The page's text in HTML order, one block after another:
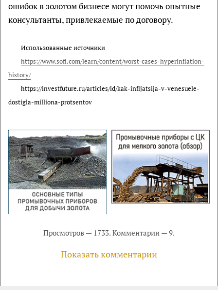
ошибок в золотом бизнесе могут помочь опытные
консультанты, привлекаемые по договору.
Использованные источники
https://www.sofi.com/learn/content/worst-cases-hyperinflation-
history/
https://investfuture.ru/articles/id/kak-infljatsija-v-venesuele-
dostigla-milliona-protsentov
Просмотров — 1733. Комментарии — 9.
Показать комментарии